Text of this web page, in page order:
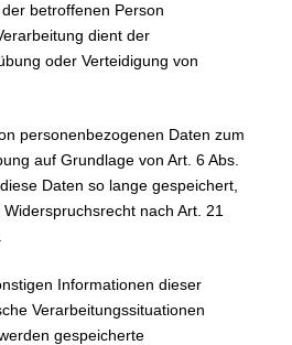
betroffenen Person
dient der
oder Verteidigung von
personenbezogenen Daten zum
auf Grundlage von Art. 6 Abs.
Daten so lange gespeichert,
nach Art. 21
Informationen dieser
Verarbeitungssituationen
gespeicherte